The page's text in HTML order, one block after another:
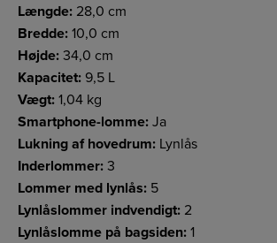
Længde: 28,0 cm
Bredde:10,0 cm
Højde:34,0 cm
Kapacitet: 9,5 L
Vægt:1,04 kg
Smartphone-lomme:Ja
Lukning af hovedrum: Lynlås
Inderlommer:3
Lommer med lynlås: 5
Lynlåslommer indvendigt: 2
Lynlåslomme på bagsiden:1